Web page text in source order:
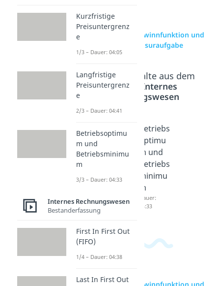
zur Videoseite: Gewinnfunktion und
Erlösfunktion Klausuraufgabe
Beliebte Inhalte aus dem
Bereich
Internes
Rechnungswesen
Kurzfris
tige
Preisunt
ergrenz
e
Langfris
tige
Preisunt
e
Betriebs
optimu
m und
Betriebs
minimu
m
Dauer:
04:33
Kurzfristige
Preisuntergrenz
e
1/3 – Dauer: 04:05
Langfristige
Preisuntergrenz
e
2/3 – Dauer: 04:41
Betriebsoptimu
m und
Betriebsminimu
m
3/3 – Dauer: 04:33
Internes Rechnungswesen
Bestanderfassung
First In First Out
(FIFO)
1/4 – Dauer: 04:38
Last In First Out